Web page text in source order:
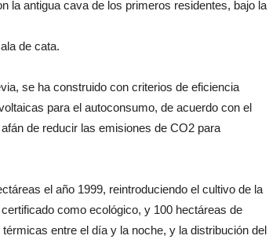
la antigua cava de los primeros residentes, bajo la
de cata.
se ha construido con criterios de eficiencia
para el autoconsumo, de acuerdo con el
de reducir las emisiones de CO2 para
el año 1999, reintroduciendo el cultivo de la
como ecológico, y 100 hectáreas de
entre el día y la noche, y la distribución del